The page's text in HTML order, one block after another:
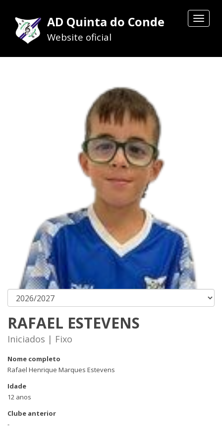
Toggle
AD Quinta do Conde
Website oficial
RAFAEL ESTEVENS
Iniciados | Fixo
Nome completo
Rafael Henrique Marques Estevens
Idade
12 anos
Clube anterior
-